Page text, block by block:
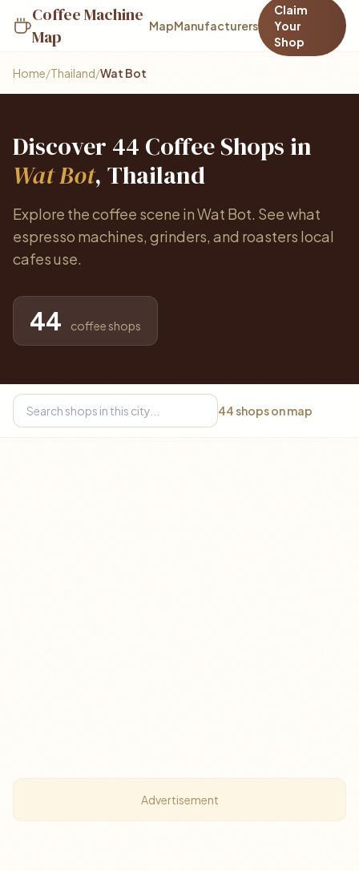
Coffee Machine
Map
MapManufacturers
Claim
Your
Shop
Home/Thailand/Wat Bot
Discover 44 Coffee Shops in
Wat Bot, Thailand
Explore the coffee scene in Wat Bot. See what
espresso machines, grinders, and roasters local
cafes use.
44 coffee shops
44 shops on map
Advertisement